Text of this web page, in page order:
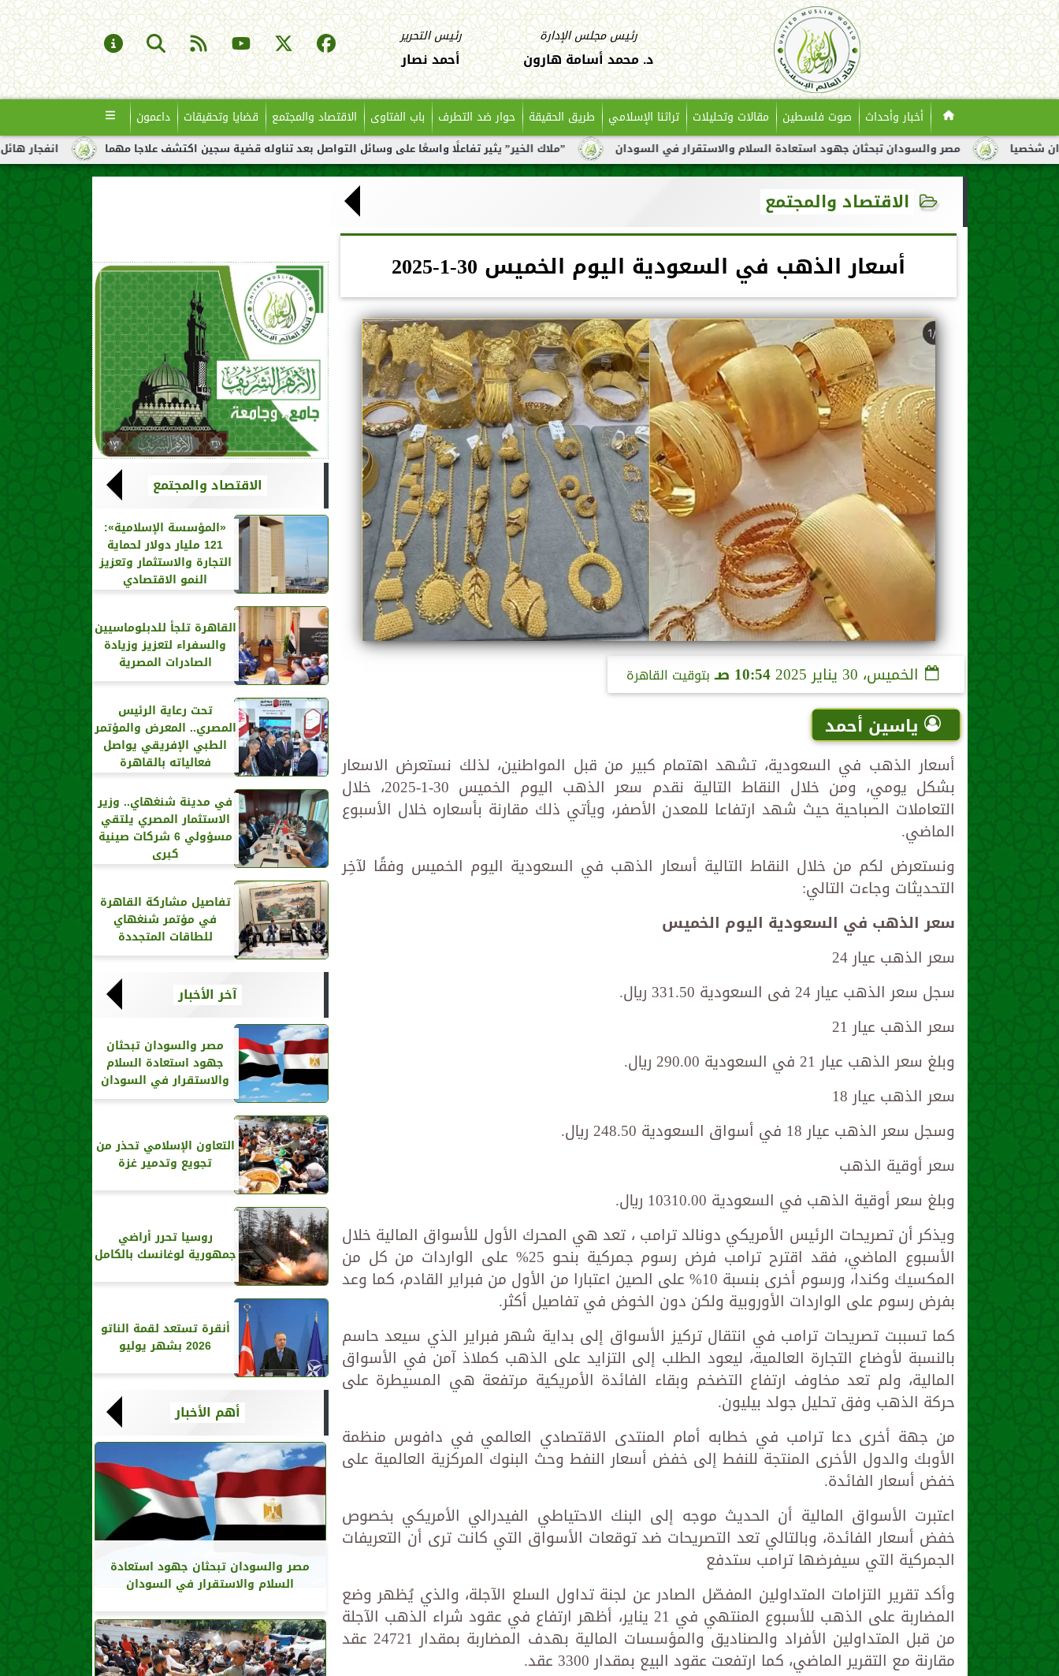
رئيس مجلس الإدارة
د. محمد أسامة هارون
رئيس التحرير
أحمد نصار
أخبار وأحداث صوت فلسطين مقالات وتحليلات تراثنا الإسلامي طريق الحقيقة حوار ضد التطرف باب الفتاوى الاقتصاد والمجتمع قضايا وتحقيقات داعمون
انفجار هائل لناقلة نفط ”ملاك الخير” يثير تفاعلًا واسعًا على وسائل التواصل بعد تناوله قضية سجين اكتشف علاجا مهما مصر والسودان تبحثان جهود استعادة السلام والاستقرار في السودان
الاقتصاد والمجتمع
أسعار الذهب في السعودية اليوم الخميس 30-1-2025
الخميس، 30 يناير 2025 10:54 صـ بتوقيت القاهرة
ياسين أحمد
أسعار الذهب في السعودية، تشهد اهتمام كبير من قبل المواطنين، لذلك نستعرض الاسعار
بشكل يومي، ومن خلال النقاط التالية نقدم سعر الذهب اليوم الخميس 30-1-2025، خلال
التعاملات الصباحية حيث شهد ارتفاعا للمعدن الأصفر، ويأتي ذلك مقارنة بأسعاره خلال الأسبوع
الماضي.
ونستعرض لكم من خلال النقاط التالية أسعار الذهب في السعودية اليوم الخميس وفقًا لآخِر
التحديثات وجاءت التالي:
سعر الذهب في السعودية اليوم الخميس
سعر الذهب عيار 24
سجل سعر الذهب عيار 24 فى السعودية 331.50 ريال.
سعر الذهب عيار 21
وبلغ سعر الذهب عيار 21 في السعودية 290.00 ريال.
سعر الذهب عيار 18
وسجل سعر الذهب عيار 18 في أسواق السعودية 248.50 ريال.
سعر أوقية الذهب
وبلغ سعر أوقية الذهب في السعودية 10310.00 ريال.
ويذكر أن تصريحات الرئيس الأمريكي دونالد ترامب ، تعد هي المحرك الأول للأسواق المالية خلال
الأسبوع الماضي، فقد اقترح ترامب فرض رسوم جمركية بنحو 25% على الواردات من كل من
المكسيك وكندا، ورسوم أخرى بنسبة 10% على الصين اعتبارا من الأول من فبراير القادم، كما وعد
بفرض رسوم على الواردات الأوروبية ولكن دون الخوض في تفاصيل أكثر.
كما تسببت تصريحات ترامب في انتقال تركيز الأسواق إلى بداية شهر فبراير الذي سيعد حاسم
بالنسبة لأوضاع التجارة العالمية، ليعود الطلب إلى التزايد على الذهب كملاذ آمن في الأسواق
المالية، ولم تعد مخاوف ارتفاع التضخم وبقاء الفائدة الأمريكية مرتفعة هي المسيطرة على
حركة الذهب وفق تحليل جولد بيليون.
من جهة أخرى دعا ترامب في خطابه أمام المنتدى الاقتصادي العالمي في دافوس منظمة
الأوبك والدول الأخرى المنتجة للنفط إلى خفض أسعار النفط وحث البنوك المركزية العالمية على
خفض أسعار الفائدة.
اعتبرت الأسواق المالية أن الحديث موجه إلى البنك الاحتياطي الفيدرالي الأمريكي بخصوص
خفض أسعار الفائدة، وبالتالي تعد التصريحات ضد توقعات الأسواق التي كانت ترى أن التعريفات
الجمركية التي سيفرضها ترامب ستدفع
وأكد تقرير التزامات المتداولين المفصّل الصادر عن لجنة تداول السلع الآجلة، والذي يُظهر وضع
المضاربة على الذهب للأسبوع المنتهي في 21 يناير، أظهر ارتفاع في عقود شراء الذهب الآجلة
من قبل المتداولين الأفراد والصناديق والمؤسسات المالية بهدف المضاربة بمقدار 24721 عقد
مقارنة مع التقرير الماضي، كما ارتفعت عقود البيع بمقدار 3300 عقد.
الاقتصاد والمجتمع
«المؤسسة الإسلامية»:
121 مليار دولار لحماية
التجارة والاستثمار وتعزيز
النمو الاقتصادي
القاهرة تلجأ للدبلوماسيين
والسفراء لتعزيز وزيادة
الصادرات المصرية
تحت رعاية الرئيس
المصري.. المعرض والمؤتمر
الطبي الإفريقي يواصل
فعالياته بالقاهرة
في مدينة شنغهاي.. وزير
الاستثمار المصري يلتقي
مسؤولي 6 شركات صينية
كبرى
تفاصيل مشاركة القاهرة
في مؤتمر شنغهاي
للطاقات المتجددة
آخر الأخبار
مصر والسودان تبحثان
جهود استعادة السلام
والاستقرار في السودان
التعاون الإسلامي تحذر من
تجويع وتدمير غزة
روسيا تحرر أراضي
جمهورية لوغانسك بالكامل
أنقرة تستعد لقمة الناتو
2026 بشهر يوليو
أهم الأخبار
مصر والسودان تبحثان جهود استعادة
السلام والاستقرار في السودان